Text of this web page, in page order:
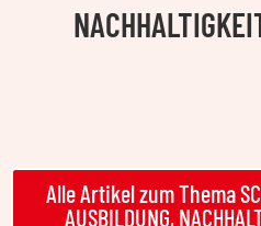
Alle Artikel zum Thema
AUSBILDUNG,